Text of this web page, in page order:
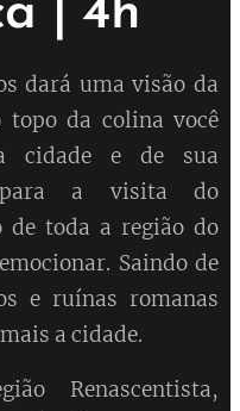
| 4h
dará uma visão da
da colina você
cidade e de sua
para a visita do
de toda a região do
Saindo de
e ruínas romanas
a cidade.
Renascentista,